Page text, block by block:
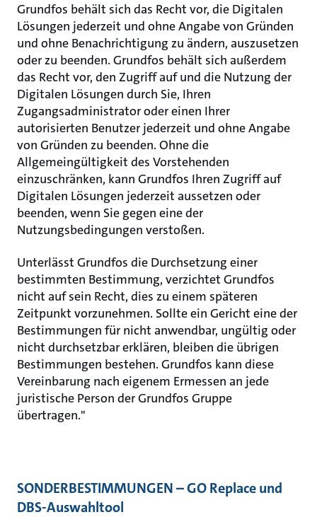
Grundfos behält sich das Recht vor, die Digitalen
Lösungen jederzeit und ohne Angabe von Gründen
und ohne Benachrichtigung zu ändern, auszusetzen
oder zu beenden. Grundfos behält sich außerdem
das Recht vor, den Zugriff auf und die Nutzung der
Digitalen Lösungen durch Sie, Ihren
Zugangsadministrator oder einen Ihrer
autorisierten Benutzer jederzeit und ohne Angabe
von Gründen zu beenden. Ohne die
Allgemeingültigkeit des Vorstehenden
einzuschränken, kann Grundfos Ihren Zugriff auf
Digitalen Lösungen jederzeit aussetzen oder
beenden, wenn Sie gegen eine der
Nutzungsbedingungen verstoßen.
Unterlässt Grundfos die Durchsetzung einer
bestimmten Bestimmung, verzichtet Grundfos
nicht auf sein Recht, dies zu einem späteren
Zeitpunkt vorzunehmen. Sollte ein Gericht eine der
Bestimmungen für nicht anwendbar, ungültig oder
nicht durchsetzbar erklären, bleiben die übrigen
Bestimmungen bestehen. Grundfos kann diese
Vereinbarung nach eigenem Ermessen an jede
juristische Person der Grundfos Gruppe
übertragen."
SONDERBESTIMMUNGEN – GO Replace und
DBS-Auswahltool